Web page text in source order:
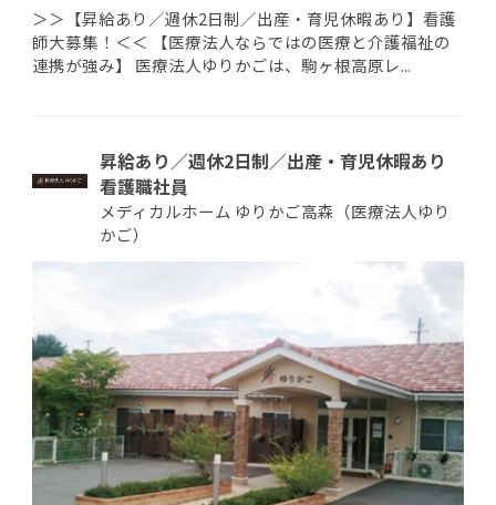
＞＞【昇給あり／週休2日制／出産・育児休暇あり】看護
師大募集！＜＜ 【医療法人ならではの医療と介護福祉の
連携が強み】 医療法人ゆりかごは、駒ヶ根高原レ...
昇給あり／週休2日制／出産・育児休暇あり
看護職社員
メディカルホーム ゆりかご高森（医療法人ゆり
かご）